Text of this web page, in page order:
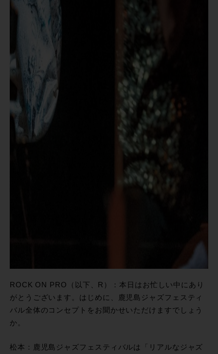
ROCK ON PRO（以下、R）：本日はお忙しい中にあり
がとうございます。はじめに、鹿児島ジャズフェスティ
バル全体のコンセプトをお聞かせいただけますでしょう
か。
松本：鹿児島ジャズフェスティバルは「リアルなジャズ